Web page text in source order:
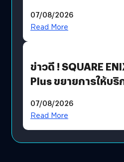
07/08/2026
Read More
ข่าวดี ! SQUARE
Plus ขยายการให้บริ
โดยตรง
07/08/2026
Read More